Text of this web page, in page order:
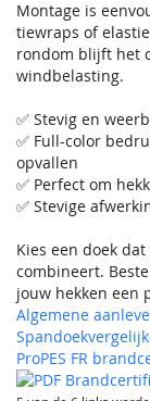
Montage is
tiewraps of
rondom blijft het
windbelasting.
✅ Stevig en
✅ Full-color
opvallen
✅ Perfect om
✅ Stevige
Kies een doek
combineert.
jouw hekken een
Algemene
ProPES FR